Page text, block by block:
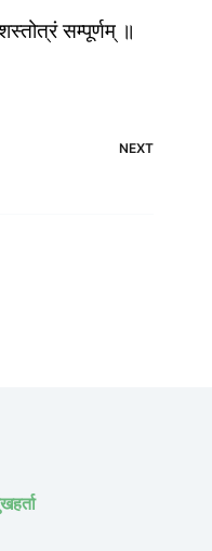
सम्पूर्णम्‌ ॥
NEXT